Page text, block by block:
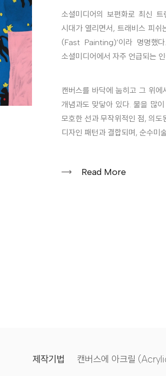
소셜미디어의 보편화로 최신
시대가 열리면서, 트래비스 피쉬
(Fast Painting)’이라 명명했
소셜미디어에서 자주 언급되는
캔버스를 바닥에 눕히고 그 위에
개념과도 맞닿아 있다. 물을 많
모호한 선과 무작위적인 점, 의
디자인 패턴과 결합되며, 순수미
Read More
제작기법 캔버스에 아크릴